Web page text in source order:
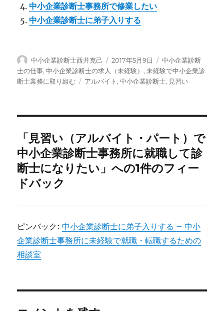
中小企業診断士事務所で修業したい
中小企業診断士に弟子入りする
投
稿
者
中小企業診断士西井克己
投
稿
日:
2017年5月9日
カ
テ
ゴ
中小企業診断
士の仕事,中小企業診断士の求人（未経験） , 未経験で中小企業診
断士業務に取り組む
タ
アルバイト ,中小企業診断士, 見習い
「見習い（アルバイト・パート）で
中小企業診断士事務所に就職して診
断士になりたい」への1件のフィー
ドバック
ピンバック:中小企業診断士に弟子入りする – 中小
企業診断士事務所に未経験で就職・転職するための
相談室